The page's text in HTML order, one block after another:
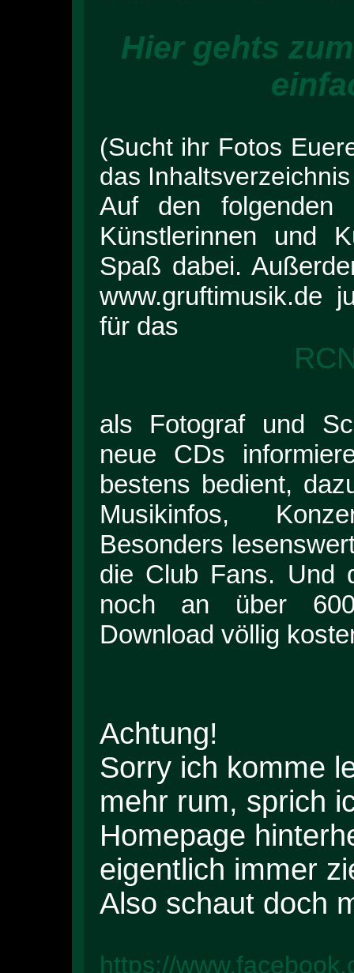
Hier gehts
(Sucht ihr Fotos
das
Auf den
Künstlerinnen und
Spaß dabei.
www.gruftimusik.de
für das
als Fotograf und
neue CDs
bestens bedient,
Musikinfos,
Besonders
die Club Fans. Und
noch an über
Download völlig
Achtung!
Sorry ich komme
mehr rum, sprich
Homepage
eigentlich immer
Also schaut doch
https://